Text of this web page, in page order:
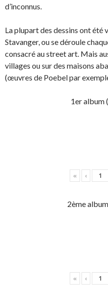
d’inconnus.
La plupart des dessins ont été
Stavanger, ou se déroule
consacré au street art. Mais
villages ou sur des maisons
(œuvres de Poebel par
1er album
« ‹
2ème
« ‹